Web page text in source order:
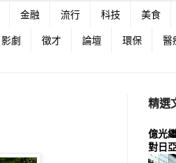
金融 流行 科技 美食
影劇 徵才 論壇 環保 醫
精選
億光
對日